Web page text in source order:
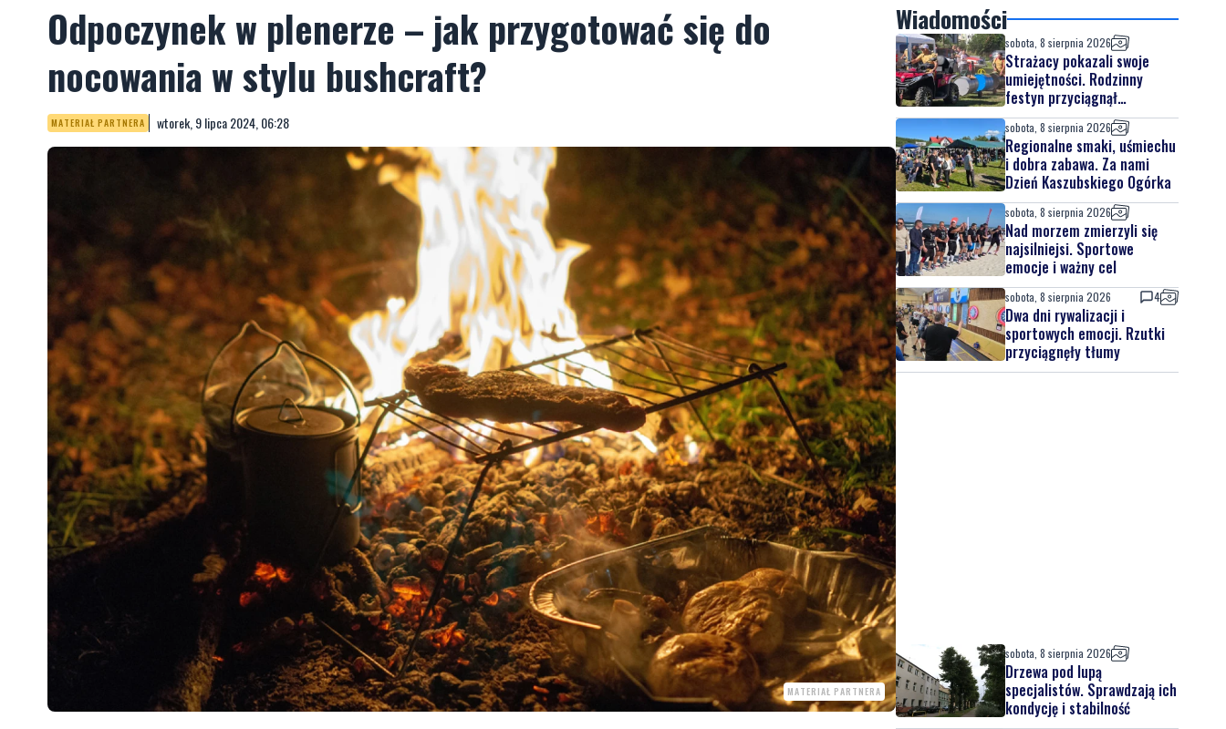
Odpoczynek w plenerze – jak przygotować się do
nocowania w stylu bushcraft?
MATERIAŁ PARTNERA wtorek, 9 lipca 2024, 06:28
MATERIAŁ PARTNERA
Wiadomości
sobota, 8 sierpnia 2026
Strażacy pokazali swoje
umiejętności. Rodzinny
festyn przyciągnął
mieszkańców oraz gości
sobota, 8 sierpnia 2026
Regionalne smaki, uśmiechu
i dobra zabawa. Za nami
Dzień Kaszubskiego Ogórka
sobota, 8 sierpnia 2026
Nad morzem zmierzyli się
najsilniejsi. Sportowe
emocje i ważny cel
sobota, 8 sierpnia 2026 4
Dwa dni rywalizacji i
sportowych emocji. Rzutki
przyciągnęły tłumy
sobota, 8 sierpnia 2026
Drzewa pod lupą
specjalistów. Sprawdzają ich
kondycję i stabilność